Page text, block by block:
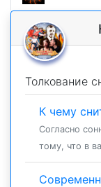
Толкование
К чему
Согласно
тому, что в